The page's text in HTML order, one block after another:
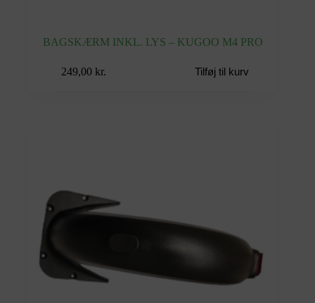
BAGSKÆRM INKL. LYS – KUGOO M4 PRO
249,00 kr. Tilføj til kurv